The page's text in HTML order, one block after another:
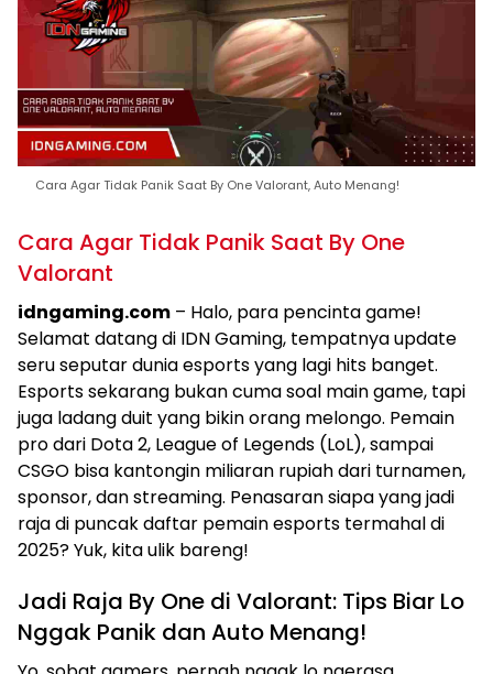
Cara Agar Tidak Panik Saat By One Valorant, Auto Menang!
Cara Agar Tidak Panik Saat By One
Valorant
idngaming.com – Halo, para pencinta game!
Selamat datang di IDN Gaming, tempatnya update
seru seputar dunia esports yang lagi hits banget.
Esports sekarang bukan cuma soal main game, tapi
juga ladang duit yang bikin orang melongo. Pemain
pro dari Dota 2, League of Legends (LoL), sampai
CSGO bisa kantongin miliaran rupiah dari turnamen,
sponsor, dan streaming. Penasaran siapa yang jadi
raja di puncak daftar pemain esports termahal di
2025? Yuk, kita ulik bareng!
Jadi Raja By One di Valorant: Tips Biar Lo
Nggak Panik dan Auto Menang!